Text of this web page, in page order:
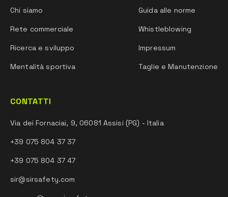
Chi siamo
Rete commerciale
Ricerca e sviluppo
Mentalità sportiva
Guida alle norme
Whistleblowing
Impressum
Taglie e Manutenzione
CONTATTI
Via dei Fornaciai, 9, 06081 Assisi (PG) - Italia
+39 075 804 37 37
+39 075 804 37 47
sir@sirsafety.com